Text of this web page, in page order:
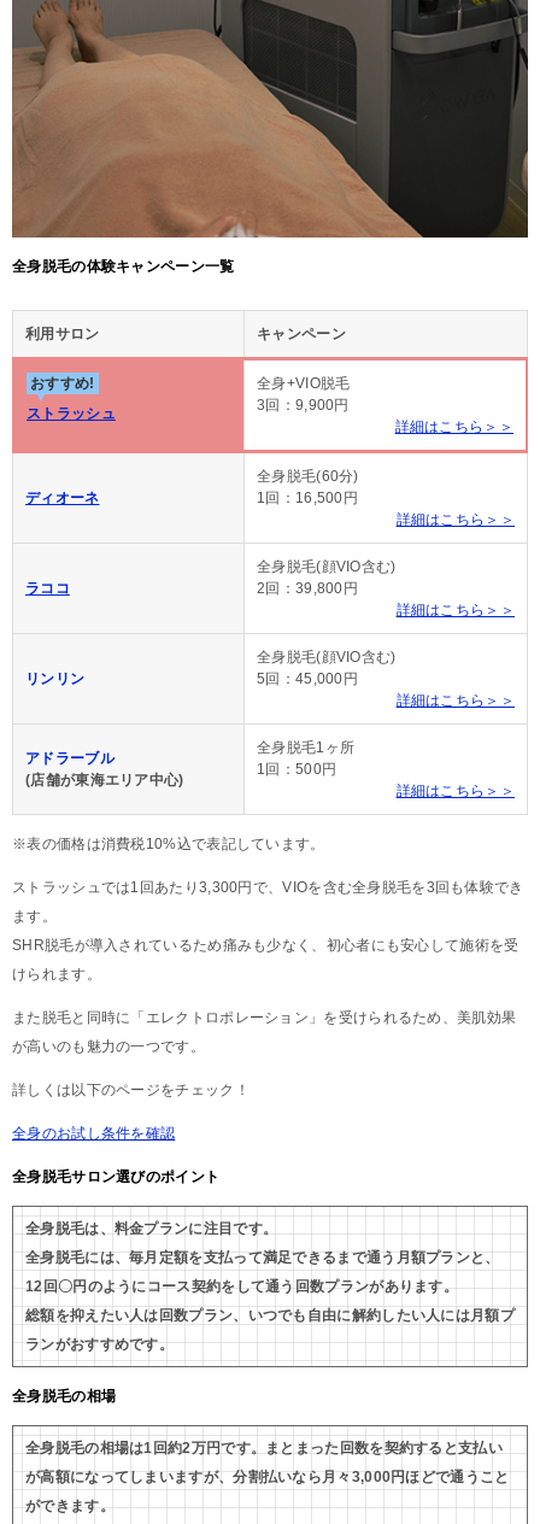
全身脱毛の体験キャンペーン一覧
利用サロン キャンペーン
おすすめ!
ストラッシュ
全身+VIO脱毛
3回：9,900円
詳細はこちら＞＞
ディオーネ
全身脱毛(60分)
1回：16,500円
詳細はこちら＞＞
ラココ
全身脱毛(顔VIO含む)
2回：39,800円
詳細はこちら＞＞
リンリン
全身脱毛(顔VIO含む)
5回：45,000円
詳細はこちら＞＞
アドラーブル
(店舗が東海エリア中心)
全身脱毛1ヶ所
1回：500円
詳細はこちら＞＞
※表の価格は消費税10%込で表記しています。
ストラッシュでは1回あたり3,300円で、VIOを含む全身脱毛を3回も体験でき
ます。
SHR脱毛が導入されているため痛みも少なく、初心者にも安心して施術を受
けられます。
また脱毛と同時に「エレクトロポレーション」を受けられるため、美肌効果
が高いのも魅力の一つです。
詳しくは以下のページをチェック！
全身のお試し条件を確認
全身脱毛サロン選びのポイント
全身脱毛は、料金プランに注目です。
全身脱毛には、毎月定額を支払って満足できるまで通う月額プランと、
12回〇円のようにコース契約をして通う回数プランがあります。
総額を抑えたい人は回数プラン、いつでも自由に解約したい人には月額プ
ランがおすすめです。
全身脱毛の相場
全身脱毛の相場は1回約2万円です。まとまった回数を契約すると支払い
が高額になってしまいますが、分割払いなら月々3,000円ほどで通うこと
ができます。